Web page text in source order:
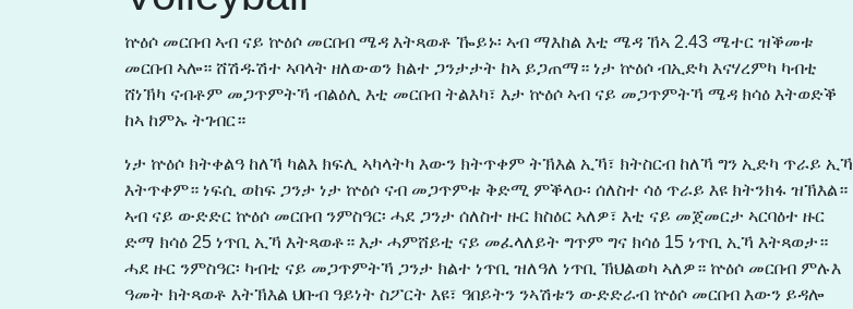
ኵዕሶ መርበብ ኣብ ናይ ኵዕሶ መርበብ ሜዳ እትጻወቶ ዀይኑ፡ ኣብ ማእከል እቲ ሜዳ ኸኣ 2.43 ሜተር ዝቕመቱ
መርበብ ኣሎ። ሸሽዱሽተ ኣባላት ዘለውወን ክልተ ጋንታታት ከኣ ይጋጠማ። ነታ ኵዕሶ ብኢድካ እናሃረምካ ካብቲ
ሸነኽካ ናብቶም መጋጥምትኻ ብልዕሊ እቲ መርበብ ትልእካ፣ እታ ኵዕሶ ኣብ ናይ መጋጥምትኻ ሜዳ ክሳዕ እትወድቕ
ከኣ ከምኡ ትገብር።
ነታ ኵዕሶ ክትቀልዓ ከለኻ ካልእ ክፍሊ ኣካላትካ እውን ክትጥቀም ትኽእል ኢኻ፣ ክትስርብ ከለኻ ግን ኢድካ ጥራይ ኢኻ
እትጥቀም። ነፍሲ ወከፍ ጋንታ ነታ ኵዕሶ ናብ መጋጥምቱ ቅድሚ ምቕላዑ፡ ሰለስተ ሳዕ ጥራይ እዩ ክትንክፋ ዝኽእል።
ኣብ ናይ ውድድር ኵዕሶ መርበብ ንምስዓር፡ ሓደ ጋንታ ሰለስተ ዙር ክስዕር ኣለዎ፣ እቲ ናይ መጀመርታ ኣርባዕተ ዙር
ድማ ክሳዕ 25 ነጥቢ ኢኻ እትጻወቶ። እታ ሓምሸይቲ ናይ መፈላለይት ግጥም ግና ክሳዕ 15 ነጥቢ ኢኻ እትጻወታ።
ሓደ ዙር ንምስዓር፡ ካብቲ ናይ መጋጥምትኻ ጋንታ ክልተ ነጥቢ ዝለዓለ ነጥቢ ኽህልወካ ኣለዎ። ኵዕሶ መርበብ ምሉእ
ዓመት ክትጻወቶ እትኽእል ህቡብ ዓይነት ስፖርት እዩ፣ ዓበይትን ንኣሽቱን ውድድራብ ኵዕሶ መርበብ እውን ይዳሎ